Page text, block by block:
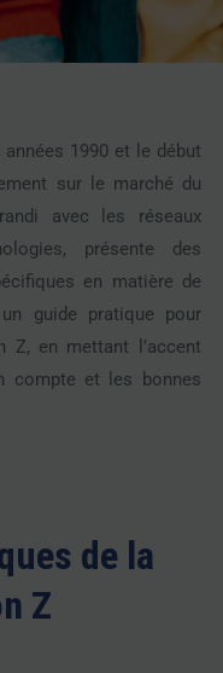
1990 et le début
sur le marché du
avec les réseaux
présente des
en matière de
guide pratique pour
Z, en mettant l’accent
compte et les bonnes
de la
Z